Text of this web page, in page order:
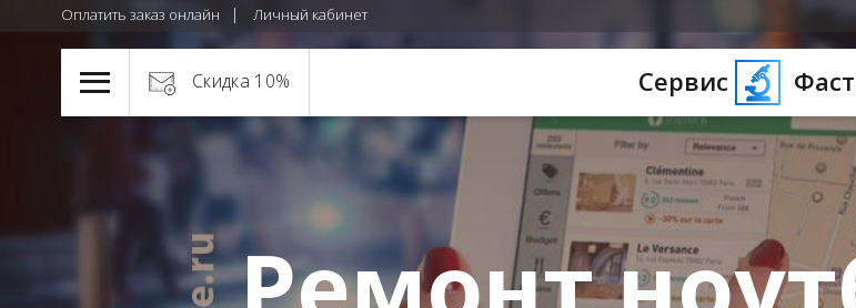
Оплатить заказ онлайн Личный кабинет
Сервис
Скидка 10%